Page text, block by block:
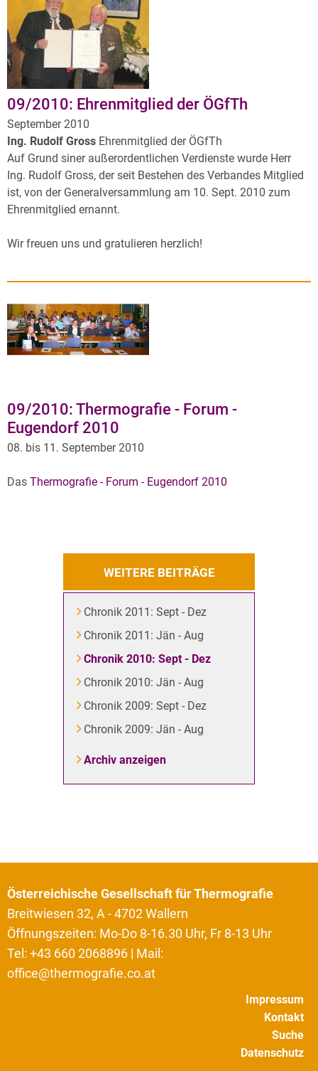
09/2010: Ehrenmitglied der ÖGfTh
September 2010
Ing. Rudolf Gross Ehrenmitglied der ÖGfTh
Auf Grund siner außerordentlichen Verdienste wurde Herr
Ing. Rudolf Gross, der seit Bestehen des Verbandes Mitglied
ist, von der Generalversammlung am 10. Sept. 2010 zum
Ehrenmitglied ernannt.
Wir freuen uns und gratulieren herzlich!
09/2010: Thermografie - Forum -
Eugendorf 2010
08. bis 11. September 2010
Das Thermografie - Forum - Eugendorf 2010
WEITERE BEITRÄGE
Chronik 2011: Sept - Dez
Chronik 2011: Jän - Aug
Chronik 2010: Sept - Dez
Chronik 2010: Jän - Aug
Chronik 2009: Sept - Dez
Chronik 2009: Jän - Aug
Archiv anzeigen
Österreichische Gesellschaft für Thermografie
Breitwiesen 32, A - 4702 Wallern
Öffnungszeiten: Mo-Do 8-16.30 Uhr, Fr 8-13 Uhr
Tel: +43 660 2068896 | Mail:
office@thermografie.co.at
Impressum
Kontakt
Suche
Datenschutz